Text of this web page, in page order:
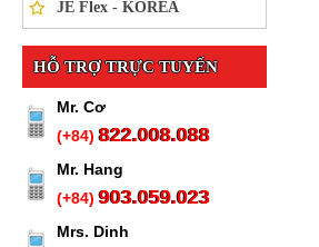
JE Flex - KOREA
HỖ TRỢ TRỰC TUYẾN
Mr. Cơ
(+84)822.008.088
Mr. Hang
(+84)903.059.023
Mrs. Dinh